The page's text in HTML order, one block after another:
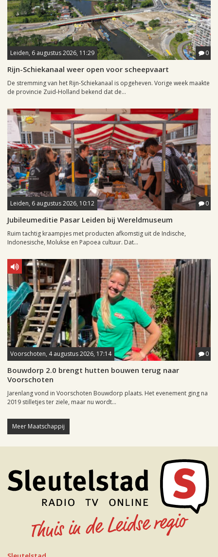
Leiden, 6 augustus 2026, 11:29 0
Rijn-Schiekanaal weer open voor scheepvaart
De stremming van het Rijn-Schiekanaal is opgeheven. Vorige week maakte
de provincie Zuid-Holland bekend dat de...
Leiden, 6 augustus 2026, 10:12 0
Jubileumeditie Pasar Leiden bij Wereldmuseum
Ruim tachtig kraampjes met producten afkomstig uit de Indische,
Indonesische, Molukse en Papoea cultuur. Dat...
Voorschoten, 4 augustus 2026, 17:14 0
Bouwdorp 2.0 brengt hutten bouwen terug naar
Voorschoten
Jarenlang vond in Voorschoten Bouwdorp plaats. Het evenement ging na
2019 stilletjes ter ziele, maar nu wordt...
Meer Maatschappij